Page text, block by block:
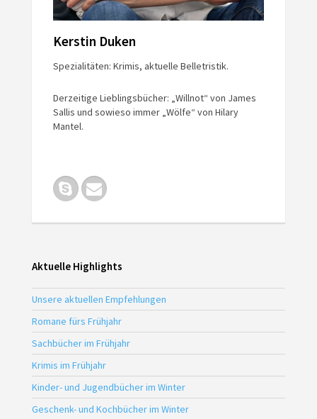
Kerstin Duken
Spezialitäten: Krimis, aktuelle Belletristik.
Derzeitige Lieblingsbücher: „Willnot“ von James
Sallis und sowieso immer „Wölfe“ von Hilary
Mantel.
Aktuelle Highlights
Unsere aktuellen Empfehlungen
Romane fürs Frühjahr
Sachbücher im Frühjahr
Krimis im Frühjahr
Kinder- und Jugendbücher im Winter
Geschenk- und Kochbücher im Winter